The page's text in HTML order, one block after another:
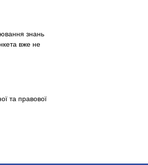
знань
вже не
та правової